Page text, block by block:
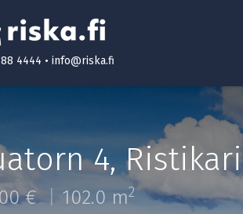
4444 • info@riska.fi
4, Ristikari
€ 102.0 m2